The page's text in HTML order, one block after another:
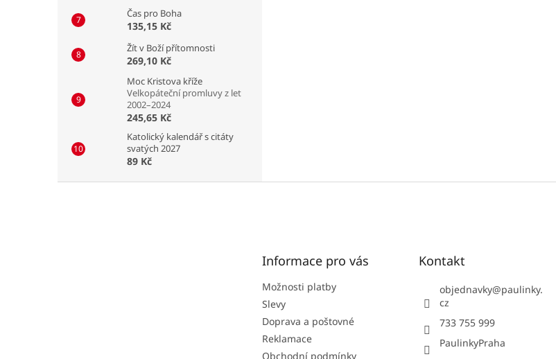
Čas pro Boha
135,15 Kč
Žít v Boží přítomnosti
269,10 Kč
Moc Kristova kříže
Velkopáteční promluvy z let
2002–2024
245,65 Kč
Katolický kalendář s citáty
svatých 2027
89 Kč
Informace pro vás
Možnosti platby
Slevy
Doprava a poštovné
Reklamace
Obchodní podmínky
Kontakt
objednavky@paulinky.
cz
733 755 999
PaulinkyPraha